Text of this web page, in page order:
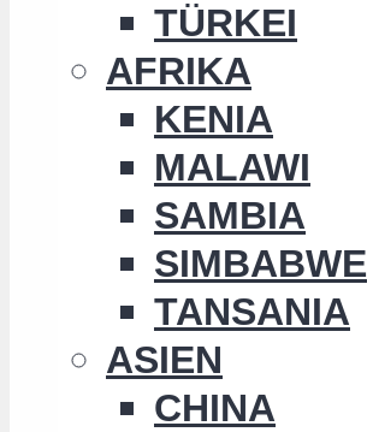
TÜRKEI
AFRIKA
KENIA
MALAWI
SAMBIA
SIMBABWE
TANSANIA
ASIEN
CHINA